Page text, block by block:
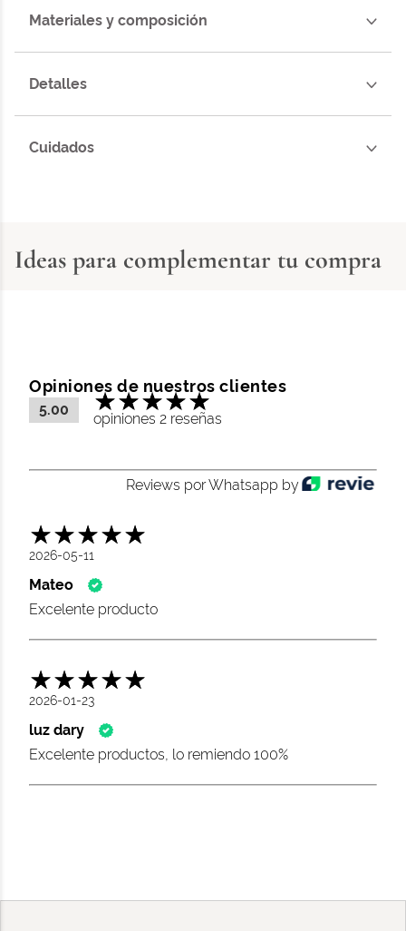
Materiales y composición
Detalles
Cuidados
Ideas para complementar tu compra
Opiniones de nuestros clientes
5.00
opiniones 2 reseñas
Reviews por Whatsapp by
2026-05-11
Mateo
Excelente producto
2026-01-23
luz dary
Excelente productos, lo remiendo 100%